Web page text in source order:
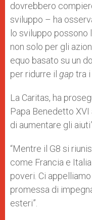
dovrebbero
sviluppo – ha
lo sviluppo possono
non solo per gli
equo basato su un
per ridurre il gap tra i
La Caritas, ha
Papa Benedetto
di aumentare gli
“Mentre il G8 si
come Francia e
poveri. Ci
promessa di
esteri”.